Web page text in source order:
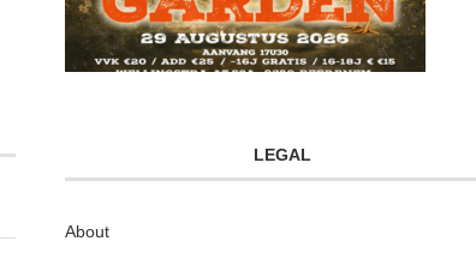
LEGAL
About